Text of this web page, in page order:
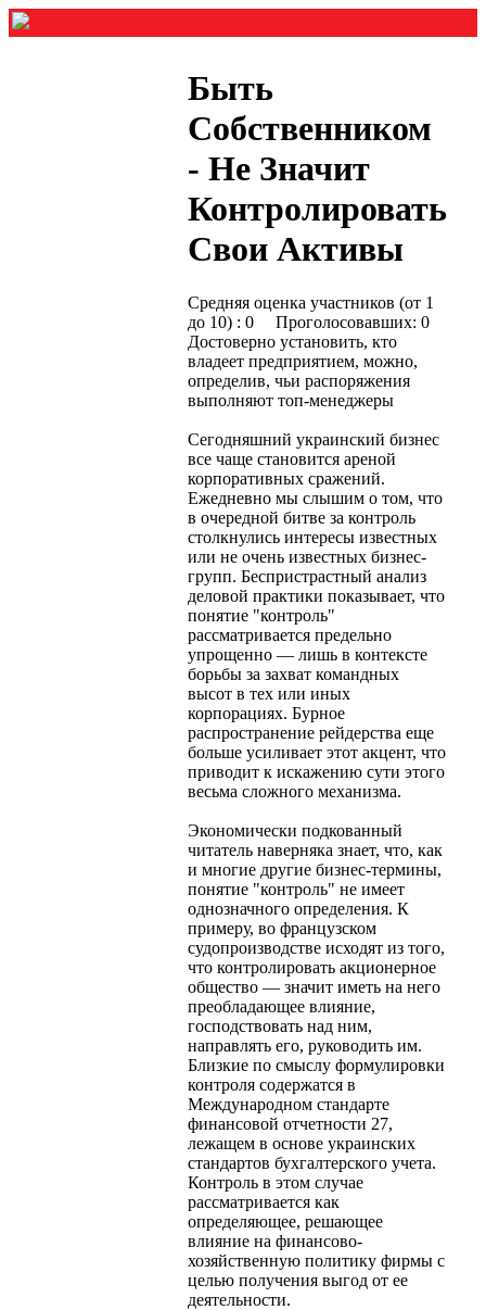
Быть
Собственником
- Не Значит
Контролировать
Свои Активы
Средняя оценка участников (от 1
до 10) : 0 Проголосовавших: 0
Достоверно установить, кто
владеет предприятием, можно,
определив, чьи распоряжения
выполняют топ-менеджеры
Сегодняшний украинский бизнес
все чаще становится ареной
корпоративных сражений.
Ежедневно мы слышим о том, что
в очередной битве за контроль
столкнулись интересы известных
или не очень известных бизнес-
групп. Беспристрастный анализ
деловой практики показывает, что
понятие "контроль"
рассматривается предельно
упрощенно — лишь в контексте
борьбы за захват командных
высот в тех или иных
корпорациях. Бурное
распространение рейдерства еще
больше усиливает этот акцент, что
приводит к искажению сути этого
весьма сложного механизма.
Экономически подкованный
читатель наверняка знает, что, как
и многие другие бизнес-термины,
понятие "контроль" не имеет
однозначного определения. К
примеру, во французском
судопроизводстве исходят из того,
что контролировать акционерное
общество — значит иметь на него
преобладающее влияние,
господствовать над ним,
направлять его, руководить им.
Близкие по смыслу формулировки
контроля содержатся в
Международном стандарте
финансовой отчетности 27,
лежащем в основе украинских
стандартов бухгалтерского учета.
Контроль в этом случае
рассматривается как
определяющее, решающее
влияние на финансово-
хозяйственную политику фирмы с
целью получения выгод от ее
деятельности.